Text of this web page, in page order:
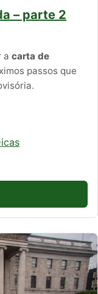
– parte 2
a carta de
passos que